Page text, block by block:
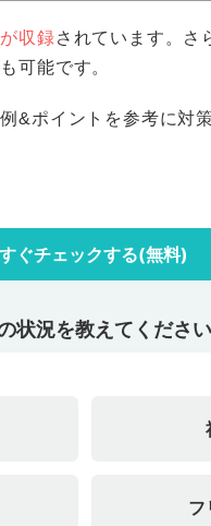
収録されています。さ
可能です。
&ポイントを参考に対
ぐチェックする(無料)
状況を教えてください
フ